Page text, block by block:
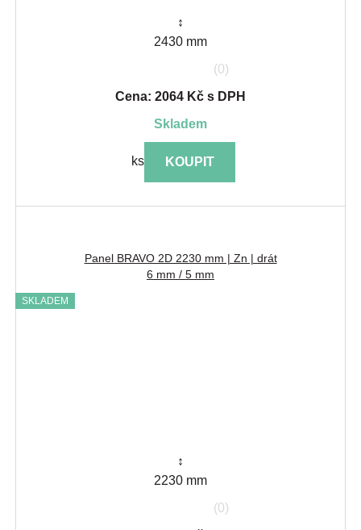
↕
2430 mm
(0)
Cena: 2064 Kč s DPH
skladem
ks KOUPIT
Panel BRAVO 2D 2230 mm | Zn | drát
6 mm / 5 mm
SKLADEM
↕
2230 mm
(0)